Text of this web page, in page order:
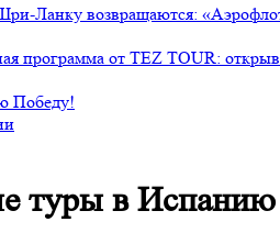
Ланку возвращаются:
программа от TEZ TOUR:
Победу!
туры в Испанию